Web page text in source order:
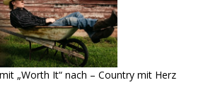
„Worth It“ nach – Country mit Herz